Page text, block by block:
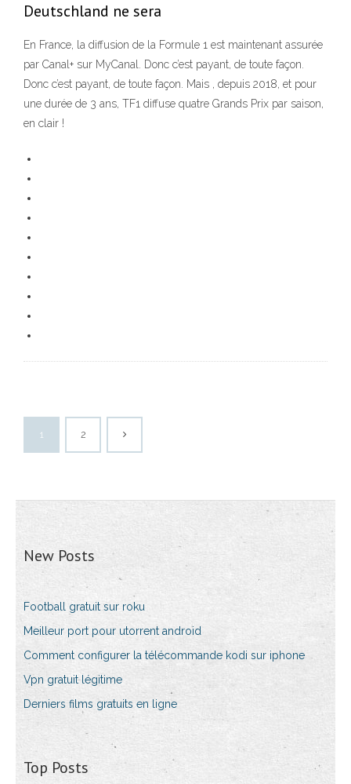
Deutschland ne sera
En France, la diffusion de la Formule 1 est maintenant assurée
par Canal+ sur MyCanal. Donc c’est payant, de toute façon.
Donc c’est payant, de toute façon. Mais , depuis 2018, et pour
une durée de 3 ans, TF1 diffuse quatre Grands Prix par saison,
en clair !
1 2
New Posts
Football gratuit sur roku
Meilleur port pour utorrent android
Comment configurer la télécommande kodi sur iphone
Vpn gratuit légitime
Derniers films gratuits en ligne
Top Posts